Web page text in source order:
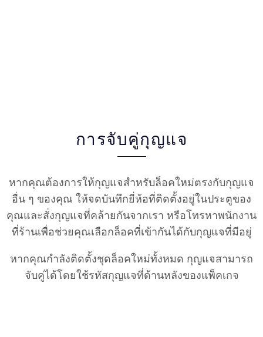
การจับคู่กุญแจ
หากคุณต้องการให้กุญแจสำหรับล็อคใหม่ตรงกับกุญแจ
อื่น ๆ ของคุณ ให้จดบันทึกยี่ห้อที่ติดตั้งอยู่ในประตูของ
คุณและสั่งกุญแจที่คล้ายกันจากเรา หรือโทรหาพนักงาน
ที่ร้านเพื่อช่วยคุณเลือกล็อคที่เข้ากันได้กับกุญแจที่มีอยู่
หากคุณกำลังติดตั้งชุดล็อคใหม่ทั้งหมด กุญแจสามารถ
จับคู่ได้โดยใช้รหัสกุญแจที่ด้านหลังของแพ็คเกจ